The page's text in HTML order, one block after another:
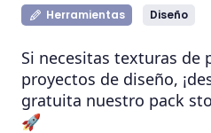
Herramientas Diseño
Si necesitas texturas de
proyectos de diseño,
gratuita nuestro pack
🚀